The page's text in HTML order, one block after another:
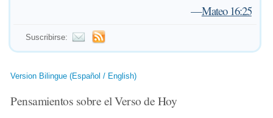
—Mateo 16:25
Suscribirse:
Version Bilingue (Español / English)
Pensamientos sobre el Verso de Hoy